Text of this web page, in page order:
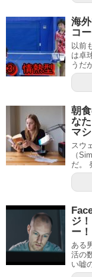
海
コ
以前
は卓
うだ
朝
な
マ
スウ
（
だ。
ジ
ー！
ある
活の
い嘘